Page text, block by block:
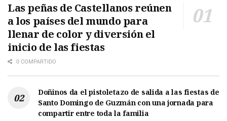
Las peñas de Castellanos reúnen
a los países del mundo para
llenar de color y diversión el
inicio de las fiestas
0 COMPARTIDO
Doñinos da el pistoletazo de salida a las fiestas de
Santo Domingo de Guzmán con una jornada para
compartir entre toda la familia